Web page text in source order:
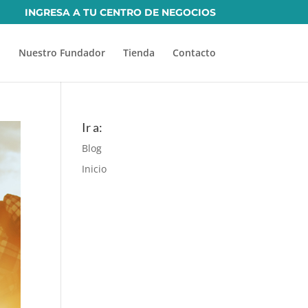
INGRESA A TU CENTRO DE NEGOCIOS
Nuestro Fundador Tienda Contacto
Ir a:
Blog
Inicio